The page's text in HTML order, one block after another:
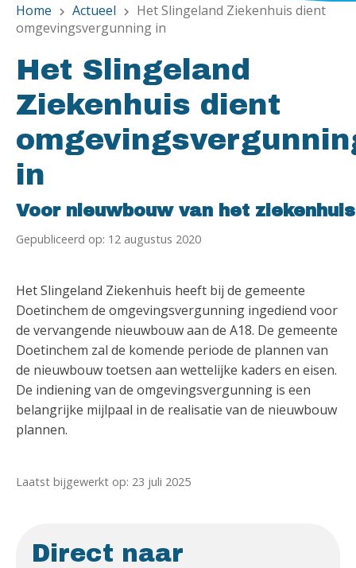
Home chevron_right Actueel chevron_right
Het Slingeland Ziekenhuis dient
omgevingsvergunning in
Het Slingeland
Ziekenhuis dient
in
Voor nieuwbouw van het ziekenhuis
Gepubliceerd op: 12 augustus 2020
Het Slingeland Ziekenhuis heeft bij de gemeente
Doetinchem de omgevingsvergunning ingediend voor
de vervangende nieuwbouw aan de A18. De gemeente
Doetinchem zal de komende periode de plannen van
de nieuwbouw toetsen aan wettelijke kaders en eisen.
De indiening van de omgevingsvergunning is een
belangrijke mijlpaal in de realisatie van de nieuwbouw
plannen.
Laatst bijgewerkt op: 23 juli 2025
Direct naar